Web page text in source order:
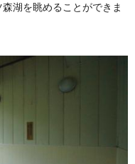
湖を眺めることができま